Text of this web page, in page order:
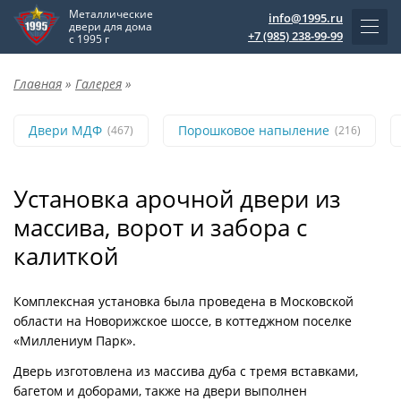
Металлические
двери для дома
с 1995 г
info@1995.ru
+7 (985) 238-99-99
Главная » Галерея »
Двери МДФ (467) Порошковое напыление (216)
Установка арочной двери из
массива, ворот и забора с
калиткой
Комплексная установка была проведена в Московской
области на Новорижское шоссе, в коттеджном поселке
«Миллениум Парк».
Дверь изготовлена из массива дуба с тремя вставками,
багетом и доборами, также на двери выполнен